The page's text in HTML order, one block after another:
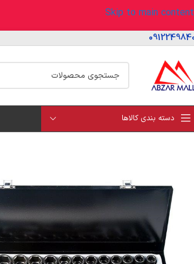
Skip to main content
دسته بندی کالاها